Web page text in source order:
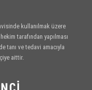
kullanılmak üzere
tarafından yapılması
tanı ve tedavi amacıyla
aittir.